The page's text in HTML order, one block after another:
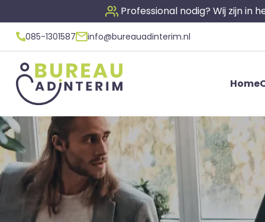
Professional nodig? Wij zijn in
085-1301587 info@bureauadinterim.nl
Home